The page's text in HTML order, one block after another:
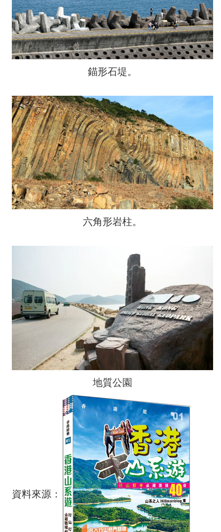
錨形石堤。
六角形岩柱。
地質公園
資料來源：